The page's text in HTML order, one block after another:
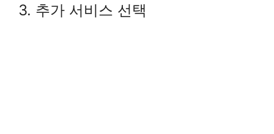
3. 추가 서비스 선택